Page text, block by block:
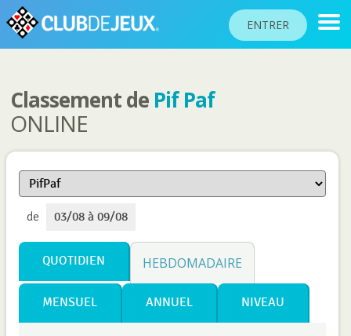
ENTRER
CLASSEMENTS
TOURNOIS
COMMUNAUTÉ
AIDE
PASSEPORT
JOUER
Classement de Pif Paf
ONLINE
de 03/08 à 09/08
QUOTIDIEN HEBDOMADAIRE
MENSUEL ANNUEL NIVEAU